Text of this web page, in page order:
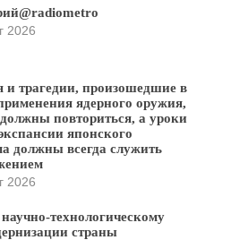
2026
и трагедии, произошедшие в
ядерного оружия,
повториться, а уроки
японского
должны всегда служить
2026
технологическому
страны